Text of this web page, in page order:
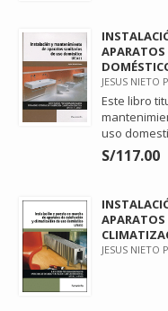
JESUS NIETO
Este libro
uso
S/117.00
APARATOS
JESUS NIETO